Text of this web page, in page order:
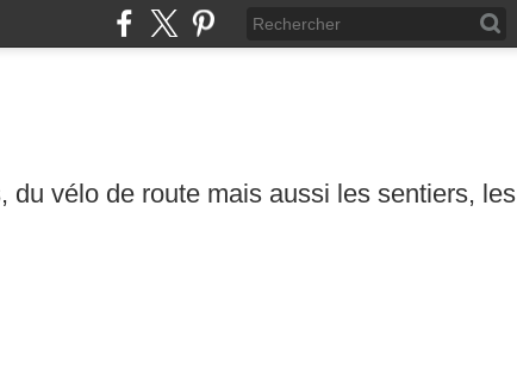
du vélo de route mais aussi les sentiers, les